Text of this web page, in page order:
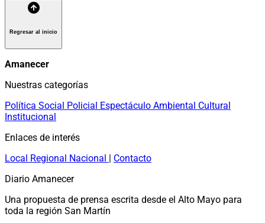
Regresar al inicio
Amanecer
Nuestras categorías
Política Social Policial Espectáculo Ambiental Cultural
Institucional
Enlaces de interés
Local Regional Nacional | Contacto
Diario Amanecer
Una propuesta de prensa escrita desde el Alto Mayo para
toda la región San Martín